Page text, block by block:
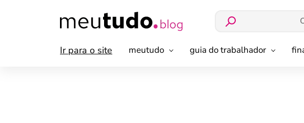
Ir para o site meutudo guia do trabalhador